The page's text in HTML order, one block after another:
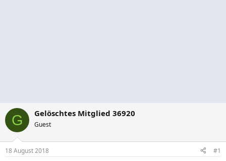
G Gelöschtes Mitglied 36920
Guest
18 August 2018 #1